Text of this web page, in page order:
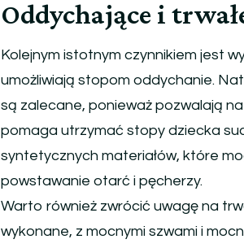
Oddychające i
Kolejnym istotnym czynnikiem jest
umożliwiają stopom oddychanie.
są zalecane, ponieważ pozwalają
pomaga utrzymać stopy dziecka
syntetycznych materiałów, które
powstawanie otarć i pęcherzy.
Warto również zwrócić uwagę na
wykonane, z mocnymi szwami i